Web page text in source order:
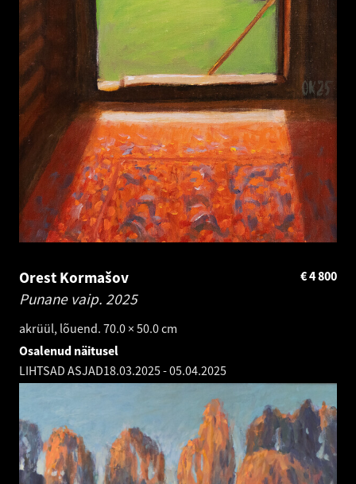
Orest Kormašov
Punane vaip. 2025
akrüül, lõuend. 70.0 × 50.0 cm
4 800
€
Osalenud näitusel
LIHTSAD ASJAD18.03.2025-05.04.2025